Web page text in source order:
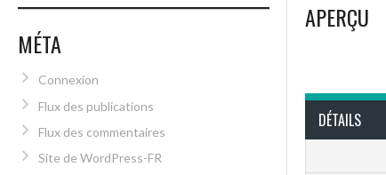
APERÇU
DÉTAILS
MÉTA
Connexion
Flux des publications
Flux des commentaires
Site de WordPress-FR